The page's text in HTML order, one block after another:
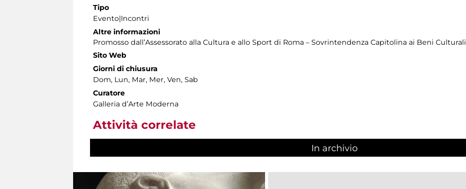
Tipo
Evento|Incontri
Altre informazioni
Promosso dall’Assessorato alla Cultura e allo Sport di Roma – Sovrintendenza Capitolina ai Beni Culturali
Sito Web
Giorni di chiusura
Dom, Lun, Mar, Mer, Ven, Sab
Curatore
Galleria d’Arte Moderna
Attività correlate
In archivio